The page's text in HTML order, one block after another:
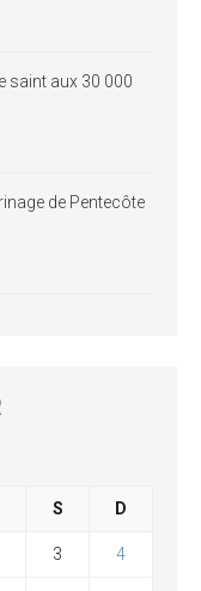
saint aux 30 000
de Pentecôte
S D
3 4